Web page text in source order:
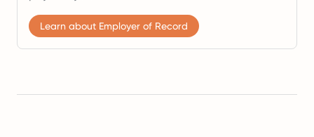
Learn about Employer of Record